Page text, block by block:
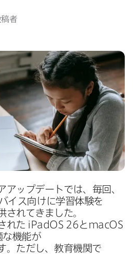
者
アップデートでは、​毎回、
イス向けに​学習体験を​
されてきました。​
れた iPadOS 26 と macOS
な​機能が​
。​ただし、​教育機関で​